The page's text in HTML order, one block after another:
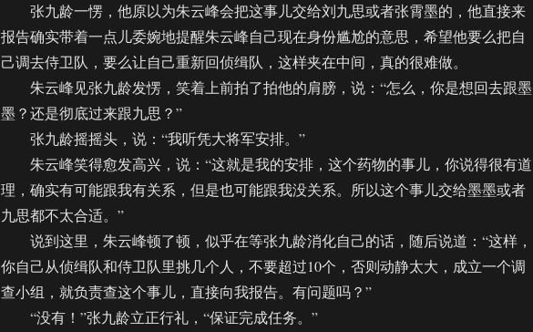
张九龄一愣，他原以为朱云峰会把这事儿交给刘九思或者张霄墨的，他直接来
报告确实带着一点儿委婉地提醒朱云峰自己现在身份尴尬的意思，希望他要么把自
己调去侍卫队，要么让自己重新回侦缉队，这样夹在中间，真的很难做。
朱云峰见张九龄发愣，笑着上前拍了拍他的肩膀，说：“怎么，你是想回去跟墨
墨？还是彻底过来跟九思？”
张九龄摇摇头，说：“我听凭大将军安排。”
朱云峰笑得愈发高兴，说：“这就是我的安排，这个药物的事儿，你说得很有道
理，确实有可能跟我有关系，但是也可能跟我没关系。所以这个事儿交给墨墨或者
九思都不太合适。”
说到这里，朱云峰顿了顿，似乎在等张九龄消化自己的话，随后说道：“这样，
你自己从侦缉队和侍卫队里挑几个人，不要超过10个，否则动静太大，成立一个调
查小组，就负责查这个事儿，直接向我报告。有问题吗？”
“没有！”张九龄立正行礼，“保证完成任务。”